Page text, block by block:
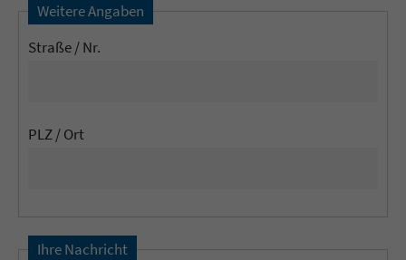
Weitere Angaben
Straße / Nr.
PLZ / Ort
Ihre Nachricht